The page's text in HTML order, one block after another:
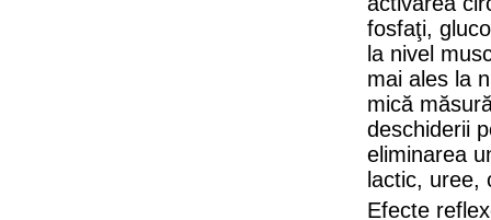
fosfaţi,
la nivel
mai ales la
mică
deschiderii
eliminarea
lactic, uree,
Efecte